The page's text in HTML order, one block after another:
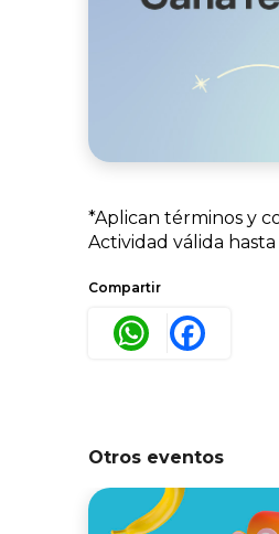
*Aplican términos y
Actividad válida
Compartir
WhatsApp
Otros eventos